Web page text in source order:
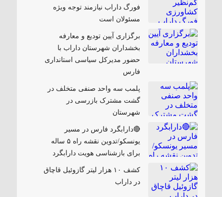
فورگ داراب نیازمند توجه ویژه
مسئولان است
برگزاری آیین تودیع و معارفه
بخشداران شهرستان داراب با
حضور مدیرکل سیاسی استانداری
فارس
پلمب سه واحد صنفی متخلف در
گشت مشترک بازرسی در
شهرستان
🔴دارابگرد فارس در مسیر
یونسکو/تدوین نقشه راه ۵ ساله
برای بازشناسی هویت دارابگرد
کشف ۱۰ هزار لیتر گازوئیل قاچاق
در داراب